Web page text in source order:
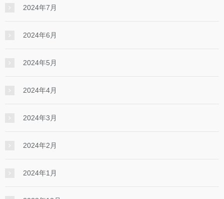
2024年7月
2024年6月
2024年5月
2024年4月
2024年3月
2024年2月
2024年1月